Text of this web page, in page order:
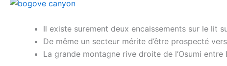
Il existe surement deux encaissements sur le lit
De même un secteur mérite d’être prospecté
La grande montagne rive droite de l’Osumi